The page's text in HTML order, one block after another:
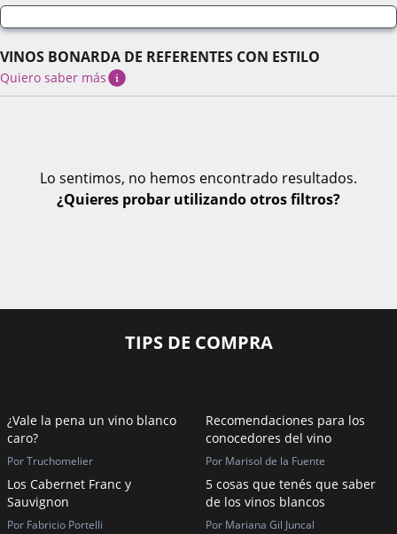
VINOS BONARDA DE REFERENTES CON ESTILO
Quiero saber más
Lo sentimos, no hemos encontrado resultados.
¿Quieres probar utilizando otros filtros?
TIPS DE COMPRA
¿Vale la pena un vino blanco
caro?
Por Truchomelier
Recomendaciones para los
conocedores del vino
Por Marisol de la Fuente
Los Cabernet Franc y
Sauvignon
Por Fabricio Portelli
5 cosas que tenés que saber
de los vinos blancos
Por Mariana Gil Juncal